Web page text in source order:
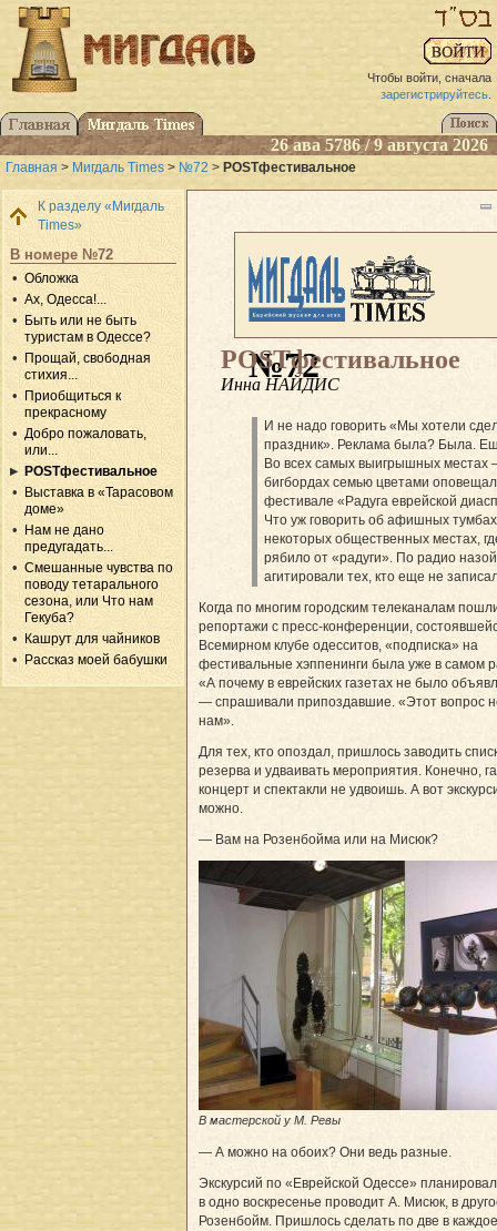
Чтобы войти, сначала
зарегистрируйтесь.
26 ава 5786 / 9 августа 2026
Главная > Мигдаль Times > №72 > POSTфестивальное
К разделу «Мигдаль
Times»
В номере №72
Обложка
Ах, Одесса!...
Быть или не быть
туристам в Одессе?
Прощай, свободная
стихия...
Приобщиться к
прекрасному
Добро пожаловать,
или...
POSTфестивальное
Выставка в «Тарасовом
доме»
Нам не дано
предугадать...
Смешанные чувства по
поводу тетарального
сезона, или Что нам
Гекуба?
Кашрут для чайников
Рассказ моей бабушки
№72
POSTфестивальное
Инна НАЙДИС
И не надо говорить «Мы хотели
праздник». Реклама была? Была.
Во всех самых выигрышных местах
бигбордах семью цветами
фестивале «Радуга еврейской
Что уж говорить об афишных
некоторых общественных местах,
рябило от «радуги». По радио
агитировали тех, кто еще не
Когда по многим городским телеканалам
репортажи с пресс-конференции,
Всемирном клубе одесситов, «подписка» на
фестивальные хэппенинги была уже в самом
«А почему в еврейских газетах не было
— спрашивали припоздавшие. «Этот вопрос
нам».
Для тех, кто опоздал, пришлось заводить
резерва и удваивать мероприятия. Конечно,
концерт и спектакли не удвоишь. А вот
можно.
— Вам на Розенбойма или на Мисюк?
В мастерской у М. Ревы
— А можно на обоих? Они ведь разные.
Экскурсий по «Еврейской Одессе»
в одно воскресенье проводит А. Мисюк, в
Розенбойм. Пришлось сделать по две в каждое